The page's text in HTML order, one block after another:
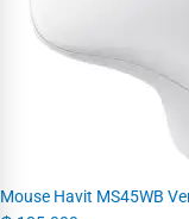
Mouse Havit MS45WB